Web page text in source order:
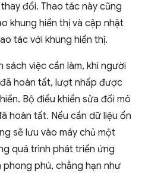
đổi. Thao tác này cũng
khung hiển thị và cập nhật
tác với khung hiển thị.
việc cần làm, khi người
hoàn tất, lượt nhấp được
Bộ điều khiển sửa đổi mô
hoàn tất. Nếu cần dữ liệu ổn
sẽ lưu vào máy chủ một
quá trình phát triển ứng
phú, chẳng hạn như